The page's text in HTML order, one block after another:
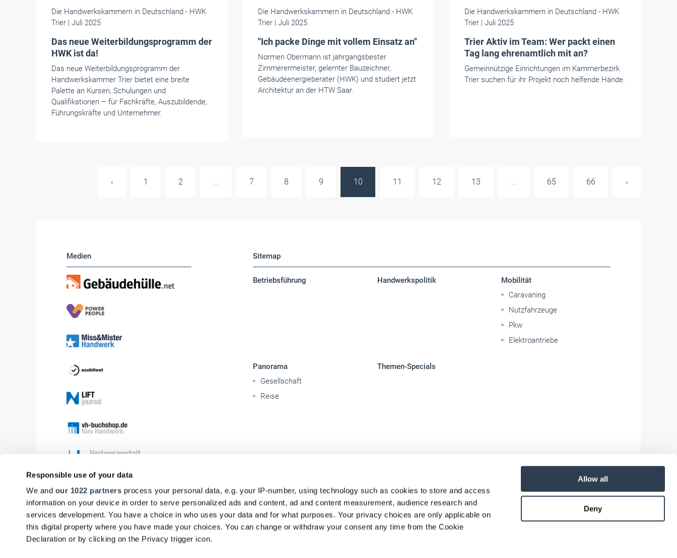
Responsible use of your data
We and our 1022 partners process your personal data, e.g. your IP-number, using technology such as cookies to store and access
information on your device in order to serve personalized ads and content, ad and content measurement, audience research and
services development. You have a choice in who uses your data and for what purposes. Your privacy choices are only applicable on
this digital property where you have made your choices. You can change or withdraw your consent any time from the Cookie
Declaration or by clicking on the Privacy trigger icon.
Allow all
Deny
Die Handwerkskammern in Deutschland - HWK
Trier | Juli 2025
Das neue Weiterbildungsprogramm der
HWK ist da!
Das neue Weiterbildungsprogramm der
Handwerkskammer Trier bietet eine breite
Palette an Kursen, Schulungen und
Qualifikationen – für Fachkräfte, Auszubildende,
Führungskräfte und Unternehmer.
Die Handwerkskammern in Deutschland- HWK
Trier | Juli 2025
"Ich packe Dinge mit vollem Einsatz an"
Normen Obermann ist jahrgangsbester
Zimmerermeister, gelernter Bauzeichner,
Gebäudeenergieberater (HWK) und studiert jetzt
Architektur an der HTW Saar.
Die Handwerkskammern in Deutschland- HWK
Trier | Juli 2025
Trier Aktiv im Team: Wer packt einen
Tag lang ehrenamtlich mit an?
Gemeinnützige Einrichtungen im Kammerbezirk
Trier suchen für ihr Projekt noch helfende Hände.
‹ 1 2 ... 7 8 9 10 11 12 13 ... 65 66 ›
Medien Sitemap
Betriebsführung Handwerkspolitik
Mobilität
Caravaning
Nutzfahrzeuge
Pkw
Elektroantriebe
Panorama
Gesellschaft
Reise
Themen-Specials